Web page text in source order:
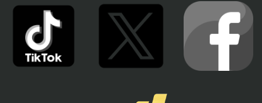
vững bằng việc nâng cao chất lượng đời sống của
người lao động và các thành viên trong gia đình.